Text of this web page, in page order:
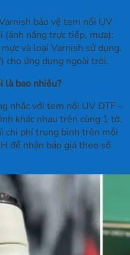
bảo vệ tem nổi UV
(ánh nắng trực tiếp, mưa):
và loại Varnish sử dụng.
cho ứng dụng ngoài trời.
là bao nhiêu?
nhắc với tem nổi UV DTF –
khác nhau trên cùng 1 tờ.
chi phí trung bình trên mỗi
để nhận báo giá theo số